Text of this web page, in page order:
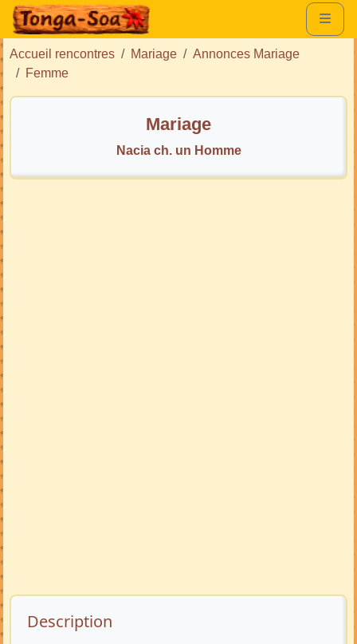
Accueil rencontres Mariage
Annonces Mariage
Femme
Mariage
Nacia ch. un Homme
Description de l’annonce
Description